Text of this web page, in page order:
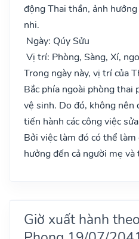
động Thai thần, ảnh
nhi.
Ngày: Qúy Sửu
Vị trí: Phòng, Sàng, Xí,
Trong ngày này, vị trí của
Bắc phía ngoài phòng thai
vệ sinh. Do đó, không nên
tiến hành các công việc
Bởi việc làm đó có thể
hưởng đến cả người mẹ và
Giờ xuất hành